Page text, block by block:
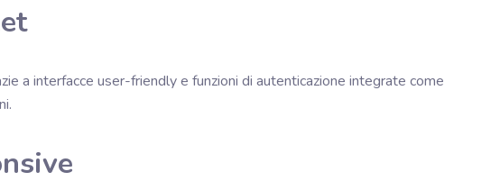
a interfacce user-friendly e funzioni di autenticazione integrate come